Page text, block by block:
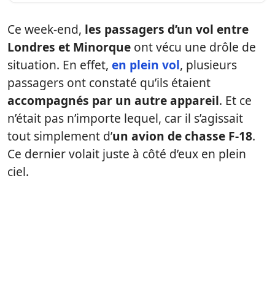
Ce week-end, les passagers d’un vol entre
Londres et Minorque ont vécu une drôle de
situation. En effet, en plein vol, plusieurs
passagers ont constaté qu’ils étaient
accompagnés par un autre appareil. Et ce
n’était pas n’importe lequel, car il s’agissait
tout simplement d’un avion de chasse F-18.
Ce dernier volait juste à côté d’eux en plein
ciel.